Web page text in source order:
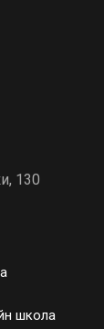
130
школа